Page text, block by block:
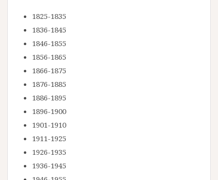
1825-1835
1836-1845
1846-1855
1856-1865
1866-1875
1876-1885
1886-1895
1896-1900
1901-1910
1911-1925
1926-1935
1936-1945